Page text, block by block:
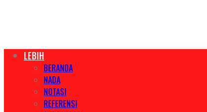
LEBIH
BERANDA
NADA
NOTASI
REFERENSI